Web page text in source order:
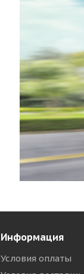
Информация
Условия оплаты